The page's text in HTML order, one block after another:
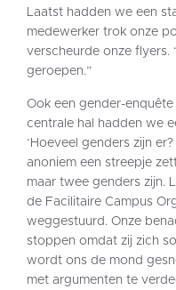
Laatst hadden we een
medewerker trok onze
verscheurde onze flyers.
geroepen.”
Ook een gender-enquête
centrale hal hadden we
‘Hoeveel genders zijn
anoniem een streepje
maar twee genders zijn.
de Facilitaire Campus
weggestuurd. Onze
stoppen omdat zij zich
wordt ons de mond
met argumenten te